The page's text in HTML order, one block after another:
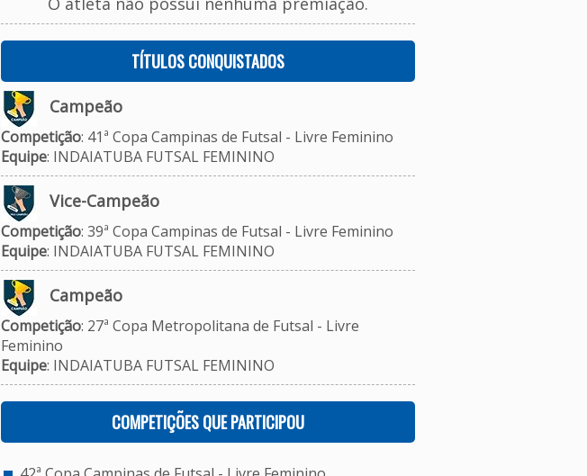
TÍTULOS CONQUISTADOS
Campeão
Competição: 41ª Copa Campinas de Futsal - Livre Feminino
Equipe: INDAIATUBA FUTSAL FEMININO
Vice-Campeão
Competição: 39ª Copa Campinas de Futsal - Livre Feminino
Equipe: INDAIATUBA FUTSAL FEMININO
Campeão
Competição: 27ª Copa Metropolitana de Futsal - Livre
Feminino
Equipe: INDAIATUBA FUTSAL FEMININO
COMPETIÇÕES QUE PARTICIPOU